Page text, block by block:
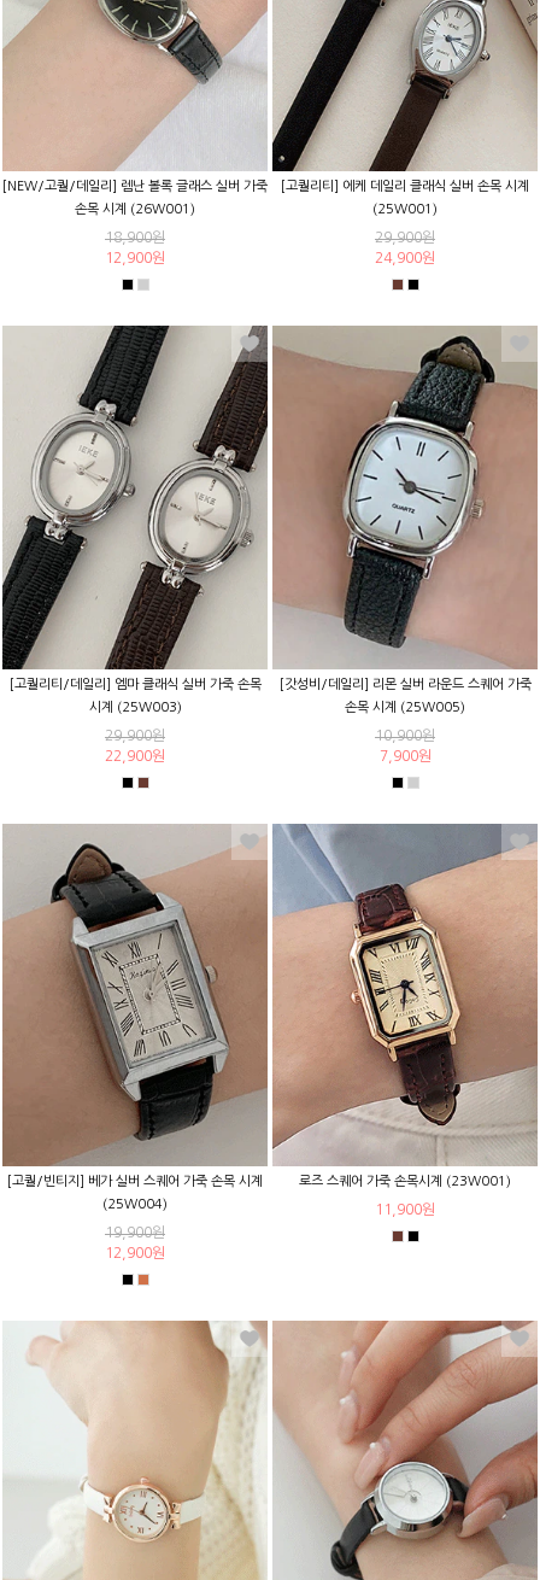
[NEW/고퀄/데일리] 렘난 볼록 글래스 실버 가죽
손목 시계 (26W001)
18,900원
12,900원
[고퀄리티] 에케 데일리 클래식 실버 손목 시계
(25W001)
29,900원
24,900원
[고퀄리티/데일리] 엠마 클래식 실버 가죽 손목
시계 (25W003)
29,900원
22,900원
[갓성비/데일리] 리몬 실버 라운드 스퀘어 가죽
손목 시계 (25W005)
10,900원
7,900원
[고퀄/빈티지] 베가 실버 스퀘어 가죽 손목 시계
(25W004)
19,900원
12,900원
로즈 스퀘어 가죽 손목시계 (23W001)
11,900원